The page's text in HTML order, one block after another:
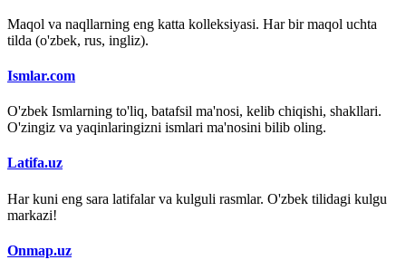
Maqol va naqllarning eng katta kolleksiyasi. Har bir maqol uchta
tilda (o'zbek, rus, ingliz).
Ismlar.com
O'zbek Ismlarning to'liq, batafsil ma'nosi, kelib chiqishi, shakllari.
O'zingiz va yaqinlaringizni ismlari ma'nosini bilib oling.
Latifa.uz
Har kuni eng sara latifalar va kulguli rasmlar. O'zbek tilidagi kulgu
markazi!
Onmap.uz